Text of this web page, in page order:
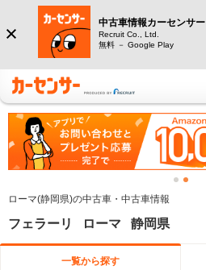
中古車情報カーセンサー
Recruit Co., Ltd.
無料 － Google Play
ローマ(静岡県)の中古車・中古車情報
フェラーリ ローマ 静岡県
一覧から探す